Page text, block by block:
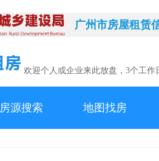
广州市房屋租赁
欢迎个人或企业来此放盘，3个工作
房源搜索 地图找房